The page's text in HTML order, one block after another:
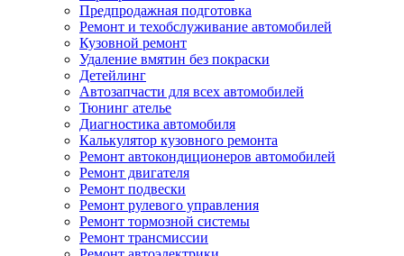
Предпродажная подготовка
Ремонт и техобслуживание автомобилей
Кузовной ремонт
Удаление вмятин без покраски
Детейлинг
Автозапчасти для всех автомобилей
Тюнинг ателье
Диагностика автомобиля
Калькулятор кузовного ремонта
Ремонт автокондиционеров автомобилей
Ремонт двигателя
Ремонт подвески
Ремонт рулевого управления
Ремонт тормозной системы
Ремонт трансмиссии